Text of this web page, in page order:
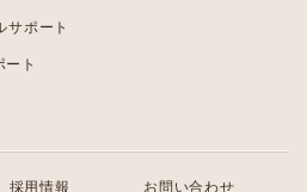
サポート
ト
採用情報 お問い合わせ